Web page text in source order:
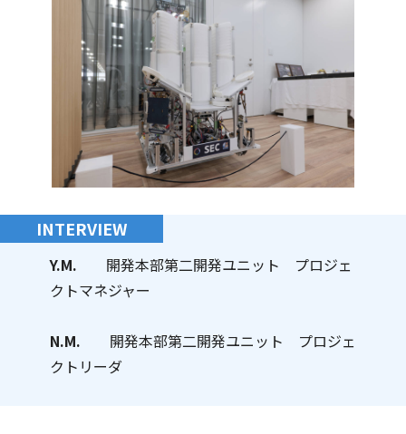
INTERVIEW
Y.M. 開発本部第二開発ユニット プロジェ
クトマネジャー
N.M. 開発本部第二開発ユニット プロジェ
クトリーダ